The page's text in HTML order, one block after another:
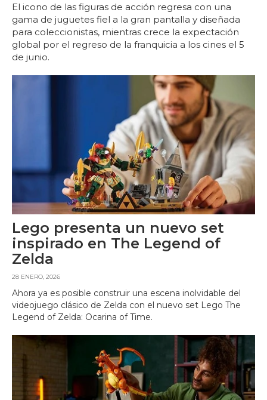
El icono de las figuras de acción regresa con una
gama de juguetes fiel a la gran pantalla y diseñada
para coleccionistas, mientras crece la expectación
global por el regreso de la franquicia a los cines el 5
de junio.
Lego presenta un nuevo set
inspirado en The Legend of
Zelda
28 ENERO, 2026
Ahora ya es posible construir una escena inolvidable del
videojuego clásico de Zelda con el nuevo set Lego The
Legend of Zelda: Ocarina of Time.